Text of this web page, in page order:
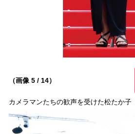
（画像 5 / 14）
カメラマンたちの歓声を受けた松たか子